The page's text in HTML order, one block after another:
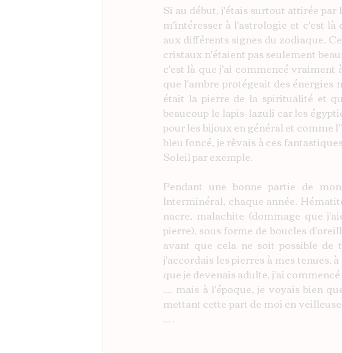
Si au début, j'étais surtout attirée par
m'intéresser à l'astrologie et c'est
aux différents signes du zodiaque.
cristaux n'étaient pas seulement
c'est là que j'ai commencé vraiment
que l'ambre protégeait des énergies
était la pierre de la spiritualité et
beaucoup le lapis-lazuli car les
pour les bijoux en général et comme
bleu foncé, je rêvais à ces
Soleil par exemple.
Pendant une bonne partie de
Interminéral, chaque année.
nacre, malachite (dommage que
pierre), sous forme de boucles
avant que cela ne soit possible
j'accordais les pierres à mes tenues,
que je devenais adulte, j'ai
.... mais à l'époque, je voyais bien
mettant cette part de moi en
... .